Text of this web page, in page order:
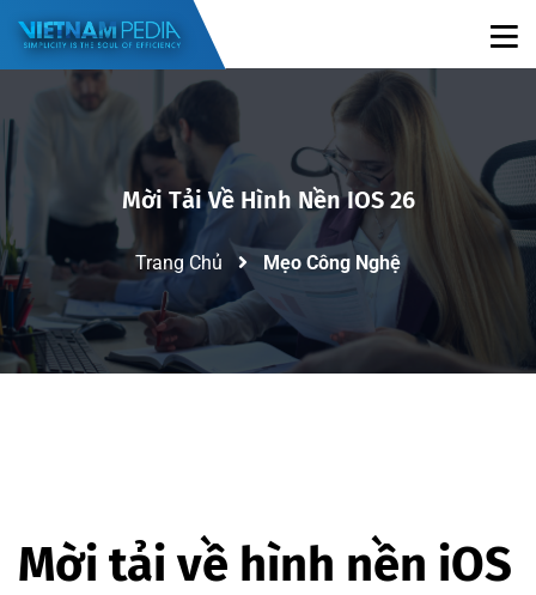
Mời Tải Về Hình Nền IOS 26
Trang Chủ Mẹo Công Nghệ
Mời tải về hình nền iOS